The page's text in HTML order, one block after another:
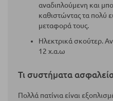
αναδιπλούμενη και
καθιστώντας τα πολύ
μεταφορά τους.
Ηλεκτρικά σκούτερ.
12 χ.α.ω
Τι συστήματα
Πολλά πατίνια είναι